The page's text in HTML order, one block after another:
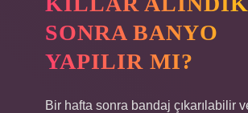
SONRA BANYO
YAPILIR MI?
Bir hafta sonra bandaj çıkarılabilir